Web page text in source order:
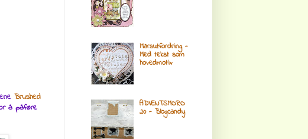
Brushed
å påføre
Marsutfordring -
Med tekst som
hovedmotiv
ADVENTSMORO
20 - Blogcandy